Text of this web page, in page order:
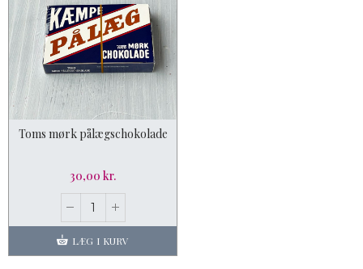
Toms mørk pålægschokolade
30,00 kr.
LÆG I KURV